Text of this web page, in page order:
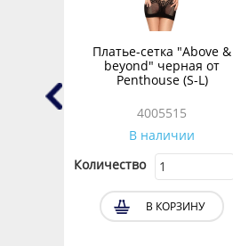
Платье-сетка "Above &
beyond" черная от
Penthouse (S-L)
4005515
В наличии
Количество
В КОРЗИНУ